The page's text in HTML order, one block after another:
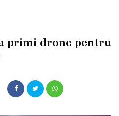
primi drone pentru